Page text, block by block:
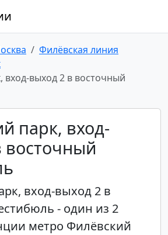
Филёвская линия
вход-выход 2 в восточный
парк, вход-
восточный
вход-выход 2 в
- один из 2
метро Филёвский